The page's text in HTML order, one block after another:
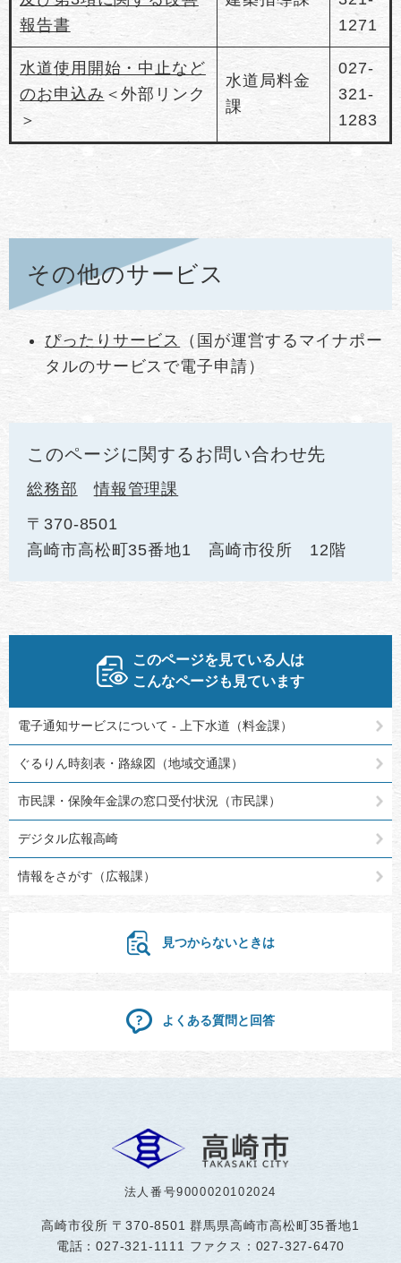
報告書
1271
水道使用開始・中止など
のお申込み ＜外部リンク
＞
水道局料金
課
027-
321-
1283
その他のサービス
ぴったりサービス
（国が運営するマイナポー
タルのサービスで電子申請）​
このページに関するお問い合わせ先
総務部
情報管理課
〒370-8501
高崎市高松町35番地1 高崎市役所 12階
このページを見ている人は
こんなページも見ています
電子通知サービスについて - 上下水道（料金課）
ぐるりん時刻表・路線図（地域交通課）
市民課・保険年金課の窓口受付状況（市民課）
デジタル広報高崎
情報をさがす（広報課）
見つからないときは
よくある質問と回答
法人番号9000020102024
高崎市役所 〒370-8501 群馬県高崎市高松町35番地1
電話：027-321-1111 ファクス：027-327-6470